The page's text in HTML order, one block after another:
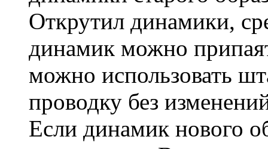
Открутил динамики,
динамик можно
можно использовать
проводку без
Если динамик нового